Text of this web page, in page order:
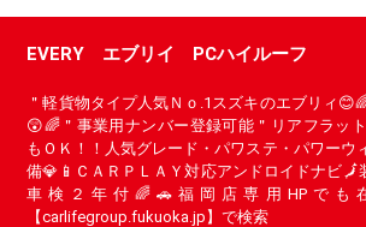
EVERY エブリイ PCハイルーフ
＂軽貨物タイプ人気Ｎｏ.1スズキのエブリィ
😲🌈＂事業用ナンバー登録可能＂リアフラッ
もＯＫ！！人気グレード・パワステ・パワーウ
備💎📱ＣＡＲＰＬＡＹ対応アンドロイドナビ🗾
車検２年付🌈🚗福岡店専用HPでも
【carlifegroup.fukuoka.jp】で検索